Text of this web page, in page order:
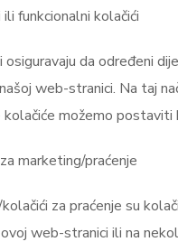
funkcionalni kolačići
osiguravaju da određeni
web-stranici. Na taj
možemo postaviti
marketing/praćenje
za praćenje su
web-stranici ili na